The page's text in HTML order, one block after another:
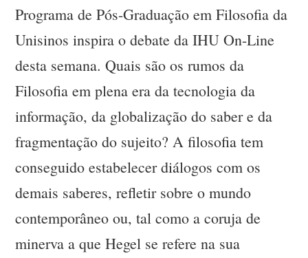
Programa de Pós-Graduação em Filosofia da
Unisinos inspira o debate da IHU On-Line
desta semana. Quais são os rumos da
Filosofia em plena era da tecnologia da
informação, da globalização do saber e da
fragmentação do sujeito? A filosofia tem
conseguido estabelecer diálogos com os
demais saberes, refletir sobre o mundo
contemporâneo ou, tal como a coruja de
minerva a que Hegel se refere na sua